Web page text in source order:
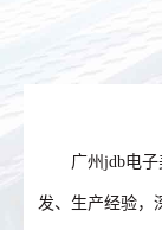
广州jdb电
发、生产经验，